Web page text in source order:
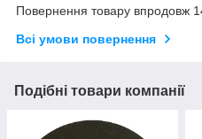
Повернення товару впродовж
Всі умови повернення
Подібні товари компанії